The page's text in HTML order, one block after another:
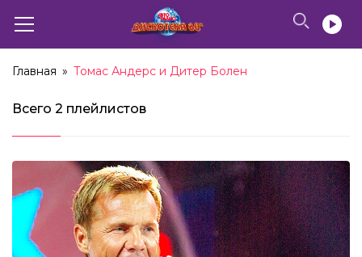
Главная » Томас Андерс и Дитер Болен
Всего 2 плейлистов